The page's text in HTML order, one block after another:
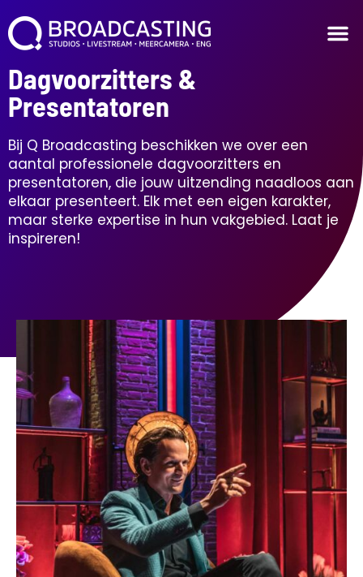
Dagvoorzitters &
Presentatoren
Bij Q Broadcasting beschikken we over een
aantal professionele dagvoorzitters en
presentatoren, die jouw uitzending naadloos aan
elkaar presenteert. Elk met een eigen karakter,
maar sterke expertise in hun vakgebied. Laat je
inspireren!